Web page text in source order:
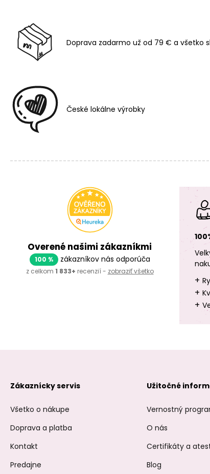
Doprava zadarmo už od 79 € a všetko
České lokálne výrobky
Overené našimi zákazníkmi
100 % zákazníkov nás odporúča
z celkom 1 833+ recenzií - zobraziť všetko
+
+
+
Zákaznícky servis
Všetko o nákupe
Doprava a platba
Kontakt
Predajne
Užitočné
Vernostný
O nás
Certifikáty a
Blog